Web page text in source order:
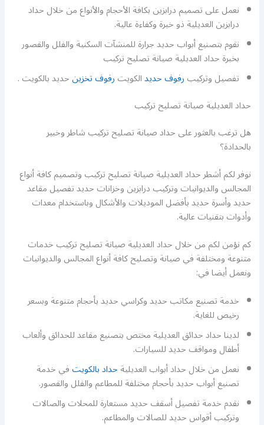
نعمل على تصميم درابزين بكافة الأحجام والأنواع من خلال حداد
درابزين العديلية ذو خبرة وكفاءة عالية.
نقوم بتصنيع أبواب حديد جرارة للمنشآت السكنية والفلل والقصور
بخبرة حداد العديلية صيانة تصليح تركيب
تفصيل وتركيبرفوف حديدالكويترفوف تخزينحديد بالكويت .
حداد العديلية صيانة تصليح تركيب
هل ترغب بالعثور على حداد صيانة تصليح تركيب شاطر وخبير
بالحدادة؟
نوفر لكم أشطر حداد العديلية صيانة تصليح تركيب وتصميم كافة أنواع
المجالس والديوانيات وتركيب درابزين وخزانات حديد تفصيل مقاعد
حديد وأسرة حديد بأفضل الموديلات والأشكال وباستخدام معدات
وأدوات بتقنيات عالية.
كم نؤمن لكم من خلال حداد العديلية صيانة تصليح تركيب خدمات
متنوعة ومختلفة في صيانة وتصليح كافة أنواع المجالس والديوانيات
ونعمل أيضا في:
خدمة تصنيع مكاتب حديد وكراسي حديد بأحجام متنوعة وبسعر
رخيص للغاية.
لدينا حداد حدائق العديلية مختص بتصنيع مقاعد للحدائق وألعاب
أطفال ومواقف حديد للسيارات.
نعمل من خلال حداد أبواب العديليةحداد بالكويتفي خدمة
تصنيع أبواب حديد بأحجام مختلفة للمطاعم والفلل والقصور.
نقدم خدمة تفصيل أسقف حديد مستعارة للمحلات والصالات
وتركيب أقواس حديد للصالات والمطاعم.